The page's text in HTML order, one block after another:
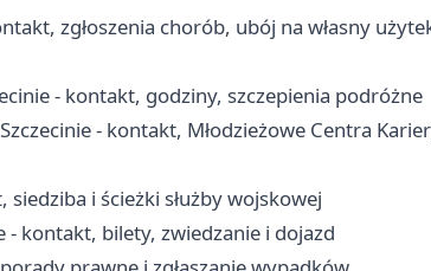
zgłoszenia chorób, ubój na własny
- kontakt, godziny, szczepienia podróżne
- kontakt, Młodzieżowe Centra
i ścieżki służby wojskowej
- kontakt, bilety, zwiedzanie i dojazd